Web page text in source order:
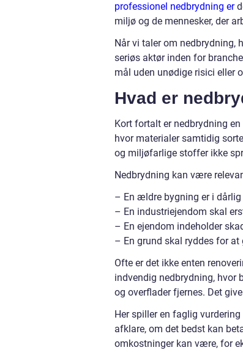
professionel nedbrydning er
miljø og de mennesker, der
Når vi taler om nedbrydning,
seriøs aktør inden for
mål uden unødige risici eller
Hvad er
Kort fortalt er nedbrydning
hvor materialer samtidig
og miljøfarlige stoffer ikke
Nedbrydning kan være
– En ældre bygning er i
– En industriejendom skal
– En ejendom indeholder
– En grund skal ryddes for
Ofte er det ikke enten
indvendig nedbrydning, hvor
og overflader fjernes. Det
Her spiller en faglig
afklare, om det bedst kan
omkostninger kan være, for